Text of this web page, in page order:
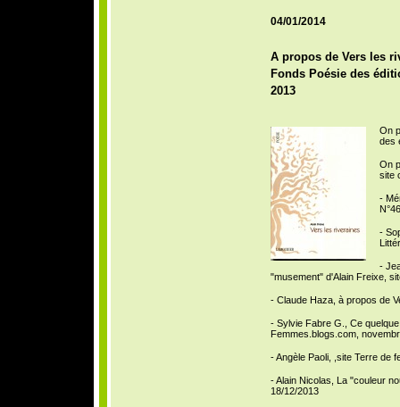
04/01/2014
A propos de Vers les
Fonds Poésie des
2013
On
des
On
site
-
-
-
"musement" d'Alain Freixe,
- Claude Haza, à propos de
- Sylvie Fabre G., Ce
Femmes.blogs.com,
- Angèle Paoli, ,site Terre de
- Alain Nicolas, La "couleur
18/12/2013